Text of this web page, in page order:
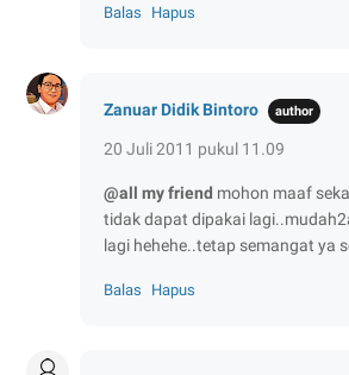
Balas Hapus
Zanuar Didik Bintoro
20 Juli 2011 pukul 11.09
@all my friend mohon maaf
tidak dapat dipakai
lagi hehehe..tetap semangat ya
Balas Hapus